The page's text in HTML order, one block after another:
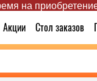
на
Акции Стол заказов